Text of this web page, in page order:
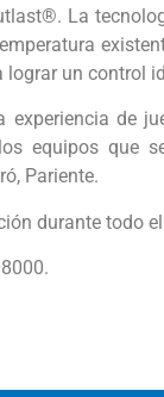
La
un control
experiencia de
equipos que
Pariente.
durante todo